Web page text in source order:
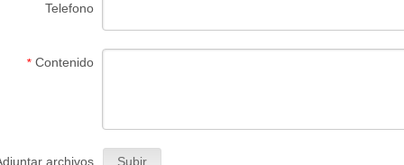
Telefono
* Contenido
archivos Subir